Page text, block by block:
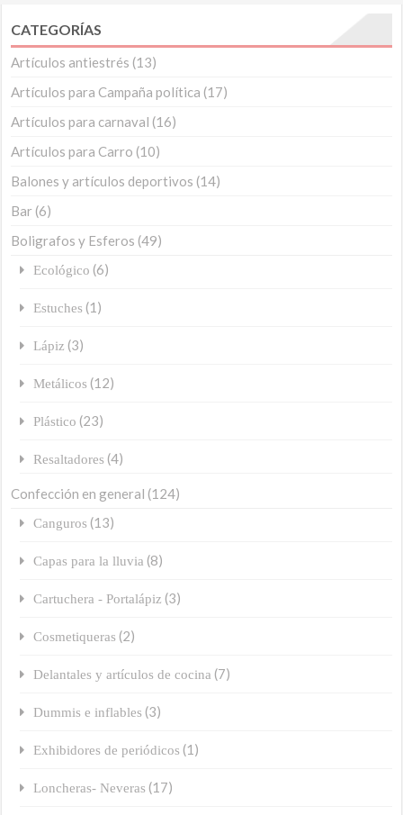
CATEGORÍAS
Artículos antiestrés (13)
Artículos para Campaña política (17)
Artículos para carnaval (16)
Artículos para Carro (10)
Balones y artículos deportivos (14)
Bar (6)
Boligrafos y Esferos (49)
Ecológico (6)
Estuches (1)
Lápiz (3)
Metálicos (12)
Plástico (23)
Resaltadores (4)
Confección en general (124)
Canguros (13)
Capas para la lluvia (8)
Cartuchera - Portalápiz (3)
Cosmetiqueras (2)
Delantales y artículos de cocina (7)
Dummis e inflables (3)
Exhibidores de periódicos (1)
Loncheras- Neveras (17)